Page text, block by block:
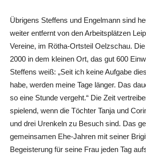
Übrigens Steffens und Engelmann sind
weiter entfernt von den Arbeitsplätzen
Vereine, im Rötha-Ortsteil Oelzschau.
2000 in dem kleinen Ort, das gut 600
Steffens weiß: „Seit ich keine Aufgabe
habe, werden meine Tage länger. Das
so eine Stunde vergeht.“ Die Zeit
spielend, wenn die Töchter Tanja und
und drei Urenkeln zu Besuch sind. Das
gemeinsamen Ehe-Jahren mit seiner
Begeisterung für seine Frau jeden Tag